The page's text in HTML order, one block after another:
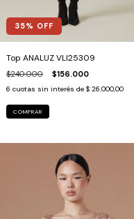
35% OFF
Top ANALUZ VLI25309
$240.000 $156.000
6 cuotas sin interés de $ 26.000,00
COMPRAR